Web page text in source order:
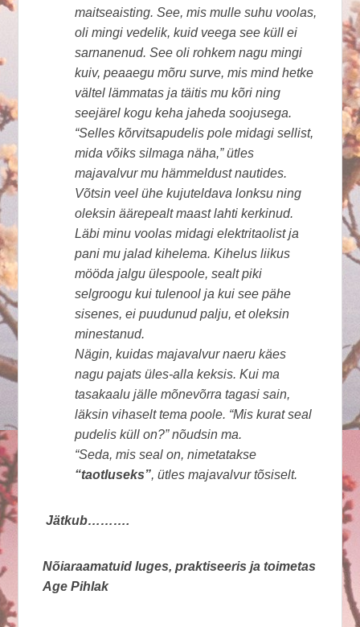
maitseaisting. See, mis mulle suhu voolas,
oli mingi vedelik, kuid veega see küll ei
sarnanenud. See oli rohkem nagu mingi
kuiv, peaaegu mõru surve, mis mind hetke
vältel lämmatas ja täitis mu kõri ning
seejärel kogu keha jaheda soojusega.
“Selles kõrvitsapudelis pole midagi sellist,
mida võiks silmaga näha,” ütles
majavalvur mu hämmeldust nautides.
Võtsin veel ühe kujuteldava lonksu ning
oleksin äärepealt maast lahti kerkinud.
Läbi minu voolas midagi elektritaolist ja
pani mu jalad kihelema. Kihelus liikus
mööda jalgu ülespoole, sealt piki
selgroogu kui tulenool ja kui see pähe
sisenes, ei puudunud palju, et oleksin
minestanud.
Nägin, kuidas majavalvur naeru käes
nagu pajats üles-alla keksis. Kui ma
tasakaalu jälle mõnevõrra tagasi sain,
läksin vihaselt tema poole. “Mis kurat seal
pudelis küll on?” nõudsin ma.
“Seda, mis seal on, nimetatakse
“taotluseks”, ütles majavalvur tõsiselt.
Jätkub……….
Nõiaraamatuid luges, praktiseeris ja toimetas
Age Pihlak